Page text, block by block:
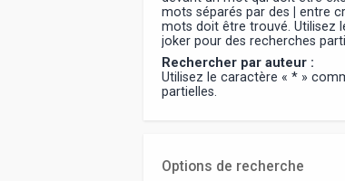
mots séparés par des| entre
mots doit être trouvé. Utilisez
joker pour des recherches
Rechercher par auteur :
Utilisez le caractère « * »
partielles.
Options de recherche